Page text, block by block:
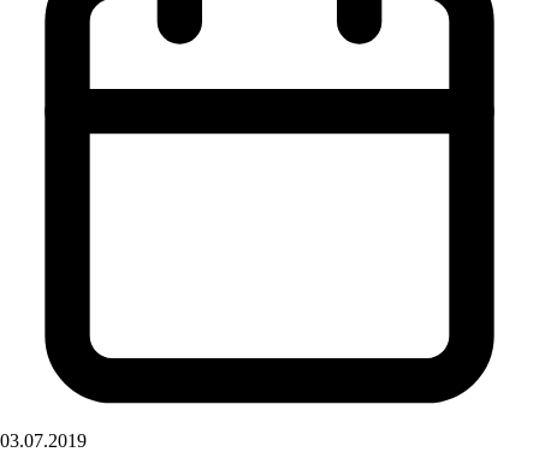
03.07.2019